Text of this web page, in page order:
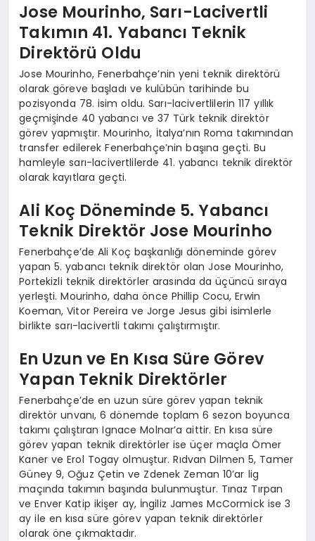
Jose Mourinho, Sarı-Lacivertli
Takımın 41. Yabancı Teknik
Direktörü Oldu
Jose Mourinho, Fenerbahçe’nin yeni teknik direktörü
olarak göreve başladı ve kulübün tarihinde bu
pozisyonda 78. isim oldu. Sarı-lacivertlilerin 117 yıllık
geçmişinde 40 yabancı ve 37 Türk teknik direktör
görev yapmıştır. Mourinho, İtalya’nın Roma takımından
transfer edilerek Fenerbahçe’nin başına geçti. Bu
hamleyle sarı-lacivertlilerde 41. yabancı teknik direktör
olarak kayıtlara geçti.
Ali Koç Döneminde 5. Yabancı
Teknik Direktör Jose Mourinho
Fenerbahçe’de Ali Koç başkanlığı döneminde görev
yapan 5. yabancı teknik direktör olan Jose Mourinho,
Portekizli teknik direktörler arasında da üçüncü sıraya
yerleşti. Mourinho, daha önce Phillip Cocu, Erwin
Koeman, Vitor Pereira ve Jorge Jesus gibi isimlerle
birlikte sarı-lacivertli takımı çalıştırmıştır.
En Uzun ve En Kısa Süre Görev
Yapan Teknik Direktörler
Fenerbahçe’de en uzun süre görev yapan teknik
direktör unvanı, 6 dönemde toplam 6 sezon boyunca
takımı çalıştıran Ignace Molnar’a aittir. En kısa süre
görev yapan teknik direktörler ise üçer maçla Ömer
Kaner ve Erol Togay olmuştur. Rıdvan Dilmen 5, Tamer
Güney 9, Oğuz Çetin ve Zdenek Zeman 10’ar lig
maçında takımın başında bulunmuştur. Tınaz Tırpan
ve Enver Katip ikişer ay, İngiliz James McCormick ise 3
ay ile en kısa süre görev yapan teknik direktörler
olarak öne çıkmaktadır.